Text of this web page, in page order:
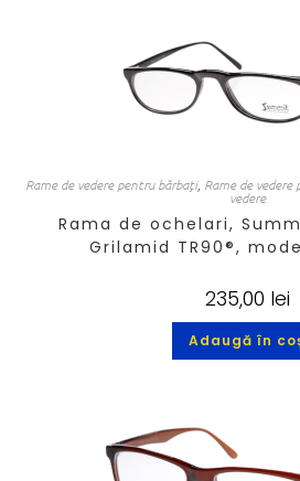
Rame de vedere pentru bărbați, Rame de vedere
vedere
Rama de ochelari,
Grilamid TR90®,
235,00 lei
Adaugă în